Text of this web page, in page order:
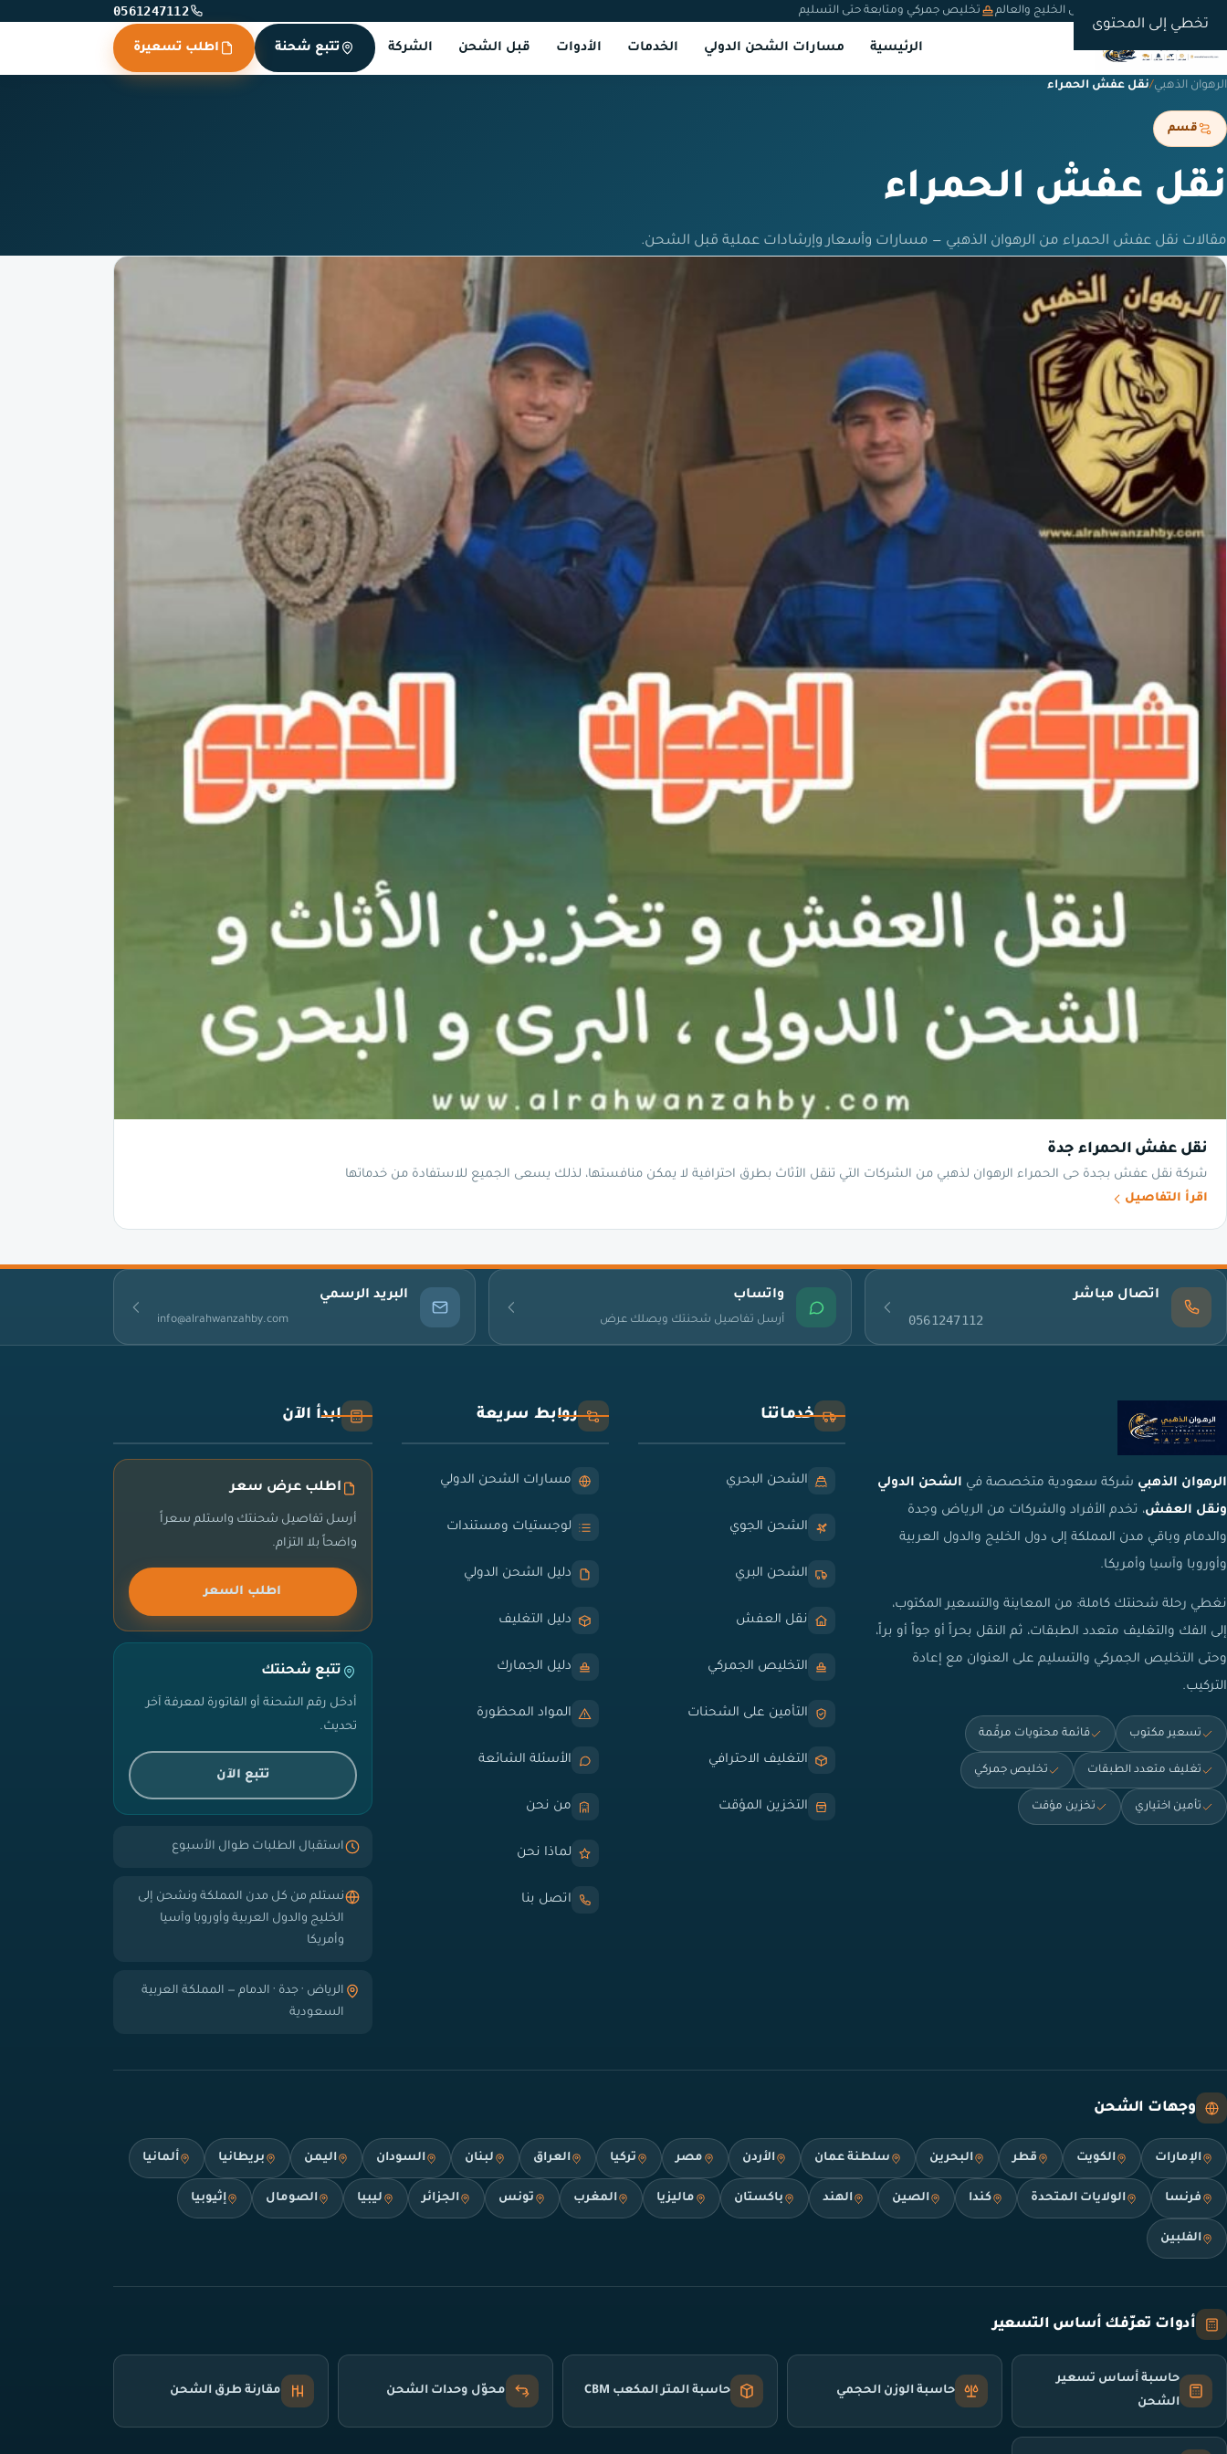
تخطي إلى المحتوى
شحن دولي من السعودية إلى الخليج والعالم تخليص جمركي ومتابعة حتى التسليم 0561247112
الرئيسية مسارات الشحن الدولي الخدمات الأدوات قبل الشحن الشركة تتبع شحنة اطلب تسعيرة
الرهوان الذهبي/نقل عفش الحمراء
قسم
نقل عفش الحمراء
مقالات نقل عفش الحمراء من الرهوان الذهبي — مسارات وأسعار وإرشادات عملية قبل الشحن.
نقل عفش الحمراء جدة
شركة نقل عفش بجدة حى الحمراء الرهوان لذهبي من الشركات التي تنقل الأثاث بطرق احترافية لا يمكن منافستها، لذلك يسعى الجميع للاستفادة من خدماتها
اقرأ التفاصيل
اتصال مباشر
0561247112
واتساب
أرسل تفاصيل شحنتك ويصلك عرض
البريد الرسمي
info@alrahwanzahby.com
الرهوان الذهبي شركة سعودية متخصصة في الشحن الدولي
ونقل العفش، تخدم الأفراد والشركات من الرياض وجدة
والدمام وباقي مدن المملكة إلى دول الخليج والدول العربية
وأوروبا وآسيا وأمريكا.
نغطي رحلة شحنتك كاملة: من المعاينة والتسعير المكتوب،
إلى الفك والتغليف متعدد الطبقات، ثم النقل بحراً أو جواً أو براً،
وحتى التخليص الجمركي والتسليم على العنوان مع إعادة
التركيب.
تسعير مكتوب قائمة محتويات مرقّمة
تغليف متعدد الطبقات تخليص جمركي
تأمين اختياري تخزين مؤقت
خدماتنا
الشحن البحري
الشحن الجوي
الشحن البري
نقل العفش
التخليص الجمركي
التأمين على الشحنات
التغليف الاحترافي
التخزين المؤقت
روابط سريعة
مسارات الشحن الدولي
لوجستيات ومستندات
دليل الشحن الدولي
دليل التغليف
دليل الجمارك
المواد المحظورة
الأسئلة الشائعة
من نحن
لماذا نحن
اتصل بنا
ابدأ الآن
اطلب عرض سعر
أرسل تفاصيل شحنتك واستلم سعراً
واضحاً بلا التزام.
اطلب السعر
تتبع شحنتك
أدخل رقم الشحنة أو الفاتورة لمعرفة آخر
تحديث.
تتبع الآن
استقبال الطلبات طوال الأسبوع
نستلم من كل مدن المملكة ونشحن إلى
الخليج والدول العربية وأوروبا وآسيا
وأمريكا
الرياض · جدة · الدمام — المملكة العربية
السعودية
وجهات الشحن
الإمارات الكويت قطر البحرين سلطنة عمان الأردن مصر تركيا العراق لبنان السودان اليمن بريطانيا ألمانيا
فرنسا الولايات المتحدة كندا الصين الهند باكستان ماليزيا المغرب تونس الجزائر ليبيا الصومال إثيوبيا
الفلبين
أدوات تعرّفك أساس التسعير
حاسبة أساس تسعير
الشحن
حاسبة الوزن الحجمي حاسبة المتر المكعب CBM محوّل وحدات الشحن مقارنة طرق الشحن